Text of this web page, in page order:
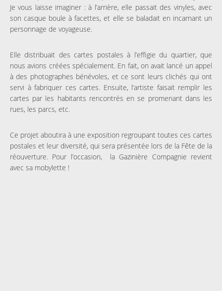
Je vous laisse imaginer : à l’arrière, elle passait des vinyles, avec
son casque boule à facettes, et elle se baladait en incarnant un
personnage de voyageuse.
Elle distribuait des cartes postales à l’effigie du quartier, que
nous avions créées spécialement. En fait, on avait lancé un appel
à des photographes bénévoles, et ce sont leurs clichés qui ont
servi à fabriquer ces cartes. Ensuite, l’artiste faisait remplir les
cartes par les habitants rencontrés en se promenant dans les
rues, les parcs, etc.
Ce projet aboutira à une exposition regroupant toutes ces cartes
postales et leur diversité, qui sera présentée lors de la Fête de la
réouverture. Pour l’occasion, la Gazinière Compagnie revient
avec sa mobylette !